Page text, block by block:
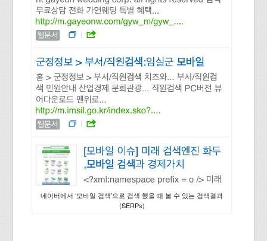
네이버에서 ‘모바일 검색’으로 검색 했을 때 볼 수 있는 검색결과
(SERPs)